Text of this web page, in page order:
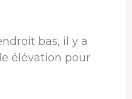
bas, il y a
élévation pour